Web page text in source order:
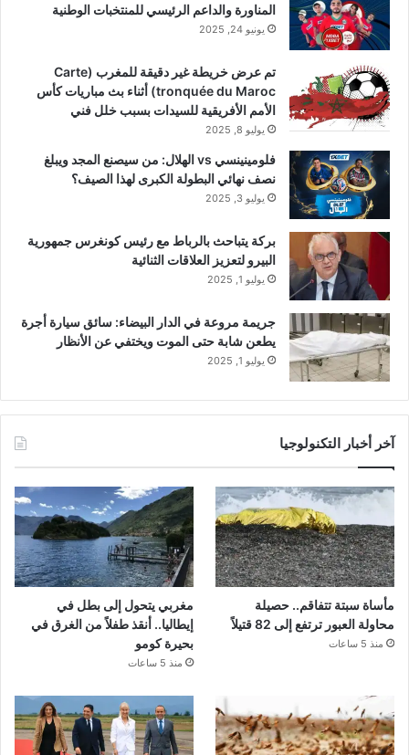
المناورة والداعم الرئيسي للمنتخبات الوطنية
يونيو 24, 2025
تم عرض خريطة غير دقيقة للمغرب (Carte
tronquée du Maroc) أثناء بث مباريات كأس
الأمم الأفريقية للسيدات بسبب خلل فني
يوليو 8, 2025
فلومينينسي vs الهلال: من سيصنع المجد ويبلغ
نصف نهائي البطولة الكبرى لهذا الصيف؟
يوليو 3, 2025
بركة يتباحث بالرباط مع رئيس كونغرس جمهورية
البيرو لتعزيز العلاقات الثنائية
يوليو 1, 2025
جريمة مروعة في الدار البيضاء: سائق سيارة أجرة
يطعن شابة حتى الموت ويختفي عن الأنظار
يوليو 1, 2025
آخر أخبار التكنولوجيا
مأساة سبتة تتفاقم.. حصيلة
محاولة العبور ترتفع إلى 82 قتيلاً
منذ 5 ساعات
مغربي يتحول إلى بطل في
إيطاليا.. أنقذ طفلاً من الغرق في
بحيرة كومو
منذ 5 ساعات